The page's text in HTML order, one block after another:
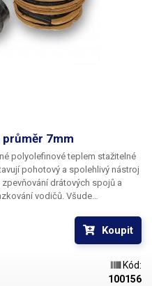
7mm
polyolefinové teplem stažitelné
pohotový a spolehlivý nástroj
drátových spojů a
vodičů. Všude
nasadit teplem smrštitelné
Koupit
Kód:
100156